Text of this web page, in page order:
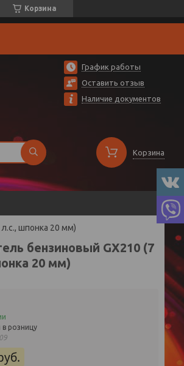
Корзина
График работы
Оставить отзыв
Наличие документов
Корзина
шпонка 20 мм)
бензиновый GX210 (7
20 мм)
розницу